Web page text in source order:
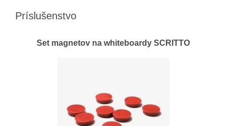
Príslušenstvo
Set magnetov na whiteboardy SCRITTO